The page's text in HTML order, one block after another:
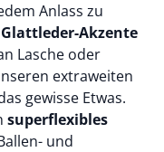
Anlass zu
Glattleder-Akzente
Lasche oder
extraweiten
gewisse Etwas.
superflexibles
und